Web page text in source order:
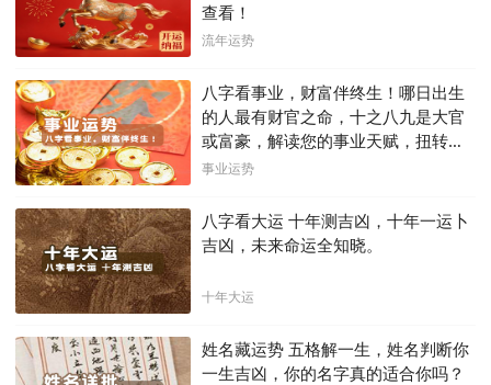
查看！
流年运势
八字看事业，财富伴终生！哪日出生
的人最有财官之命，十之八九是大官
或富豪，解读您的事业天赋，扭转当
下不利困局！！
事业运势
八字看大运 十年测吉凶，十年一运卜
吉凶，未来命运全知晓。
十年大运
姓名藏运势 五格解一生，姓名判断你
一生吉凶，你的名字真的适合你吗？